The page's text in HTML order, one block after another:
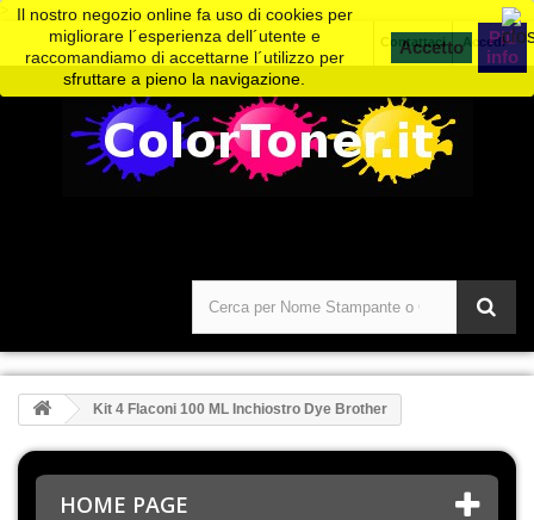
Accedi
Contattaci
Il nostro negozio online fa uso di cookies per
migliorare l´esperienza dell´utente e
raccomandiamo di accettarne l´utilizzo per
sfruttare a pieno la navigazione.
Piú
info
Kit 4 Flaconi 100 ML Inchiostro Dye Brother
HOME PAGE